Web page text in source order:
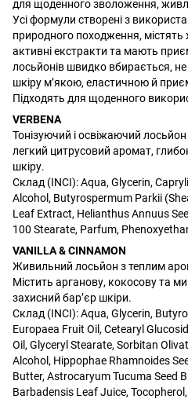
для щоденного зволоження,
Усі формули створені з
природного походження, містять
активні екстракти та мають
лосьйонів швидко вбирається,
шкіру м’якою, еластичною й
Підходять для щоденного
VERBENA
Тонізуючий і освіжаючий
легкий цитрусовий аромат,
шкіру.
Склад (INCI): Aqua, Glycerin,
Alcohol, Butyrospermum Parkii
Leaf Extract, Helianthus Annuus
100 Stearate, Parfum,
VANILLA & CINNAMON
Живильний лосьйон з теплим
Містить арганову, кокосову та
захисний бар’єр шкіри.
Склад (INCI): Aqua, Glycerin,
Europaea Fruit Oil, Cetearyl
Oil, Glyceryl Stearate, Sorbitan
Alcohol, Hippophae Rhamnoides
Butter, Astrocaryum Tucuma Seed
Barbadensis Leaf Juice,